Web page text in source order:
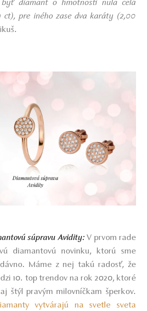
diamant o hmotnosti nula celá
ct), pre iného zase dva karáty (2,00
súpravu Avidity: V prvom rade
diamantovú novinku, ktorú sme
Máme z nej takú radosť, že
10. top trendov na rok 2020, ktoré
štýl pravým milovníčkam šperkov.
vytvárajú na svetle sveta